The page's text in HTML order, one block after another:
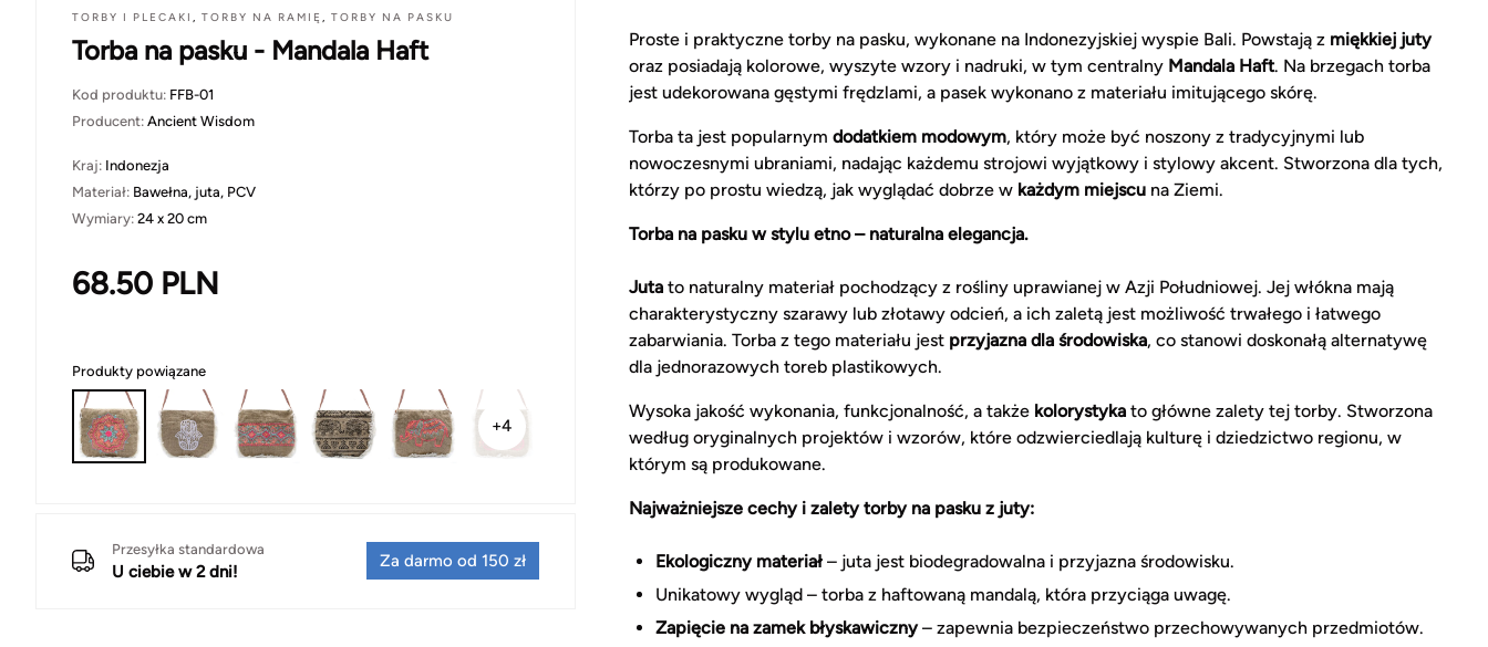
TORBY I PLECAKI , TORBY NA RAMIĘ , TORBY NA PASKU
Torba na pasku - Mandala Haft
Kod produktu: FFB-01
Producent: Ancient Wisdom
Kraj: Indonezja
Materiał: Bawełna, juta, PCV
Wymiary: 24 x 20 cm
68.50 PLN
Produkty powiązane
+4
Przesyłka standardowa
U ciebie w 2 dni!
Za darmo od 150 zł
Proste i praktyczne torby na pasku, wykonane na Indonezyjskiej wyspie Bali. Powstają z miękkiej juty
oraz posiadają kolorowe, wyszyte wzory i nadruki, w tym centralny Mandala Haft. Na brzegach torba
jest udekorowana gęstymi frędzlami, a pasek wykonano z materiału imitującego skórę.
Torba ta jest popularnym dodatkiem modowym, który może być noszony z tradycyjnymi lub
nowoczesnymi ubraniami, nadając każdemu strojowi wyjątkowy i stylowy akcent. Stworzona dla tych,
którzy po prostu wiedzą, jak wyglądać dobrze w każdym miejscu na Ziemi.
Torba na pasku w stylu etno – naturalna elegancja.
Juta to naturalny materiał pochodzący z rośliny uprawianej w Azji Południowej. Jej włókna mają
charakterystyczny szarawy lub złotawy odcień, a ich zaletą jest możliwość trwałego i łatwego
zabarwiania. Torba z tego materiału jest przyjazna dla środowiska, co stanowi doskonałą alternatywę
dla jednorazowych toreb plastikowych.
Wysoka jakość wykonania, funkcjonalność, a także kolorystyka to główne zalety tej torby. Stworzona
według oryginalnych projektów i wzorów, które odzwierciedlają kulturę i dziedzictwo regionu, w
którym są produkowane.
Najważniejsze cechy i zalety torby na pasku z juty:
Ekologiczny materiał – juta jest biodegradowalna i przyjazna środowisku.
Unikatowy wygląd – torba z haftowaną mandalą, która przyciąga uwagę.
Zapięcie na zamek błyskawiczny– zapewnia bezpieczeństwo przechowywanych przedmiotów.